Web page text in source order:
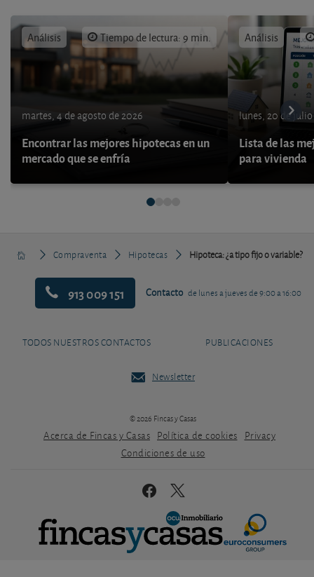
Análisis Tiempo de lectura: 9 min.
martes, 4 de agosto de 2026
Encontrar las mejores hipotecas en un
mercado que se enfría
Análisis
lunes, 20 de
Lista de las
para vivienda
Compraventa Hipotecas Hipoteca: ¿a tipo fijo o variable?
913 009 151 Contacto de lunes a jueves de 9:00 a 16:00
TODOS NUESTROS CONTACTOS PUBLICACIONES
Newsletter
© 2026 Fincas y Casas
Acerca de Fincas y Casas Política de cookies
Privacy
Condiciones de uso